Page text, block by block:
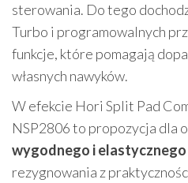
sterowania. Do tego
Turbo i programowalnych
funkcje, które pomagają
własnych nawyków.
W efekcie Hori Split Pad
NSP2806 to propozycja dla
wygodnego i
rezygnowania z